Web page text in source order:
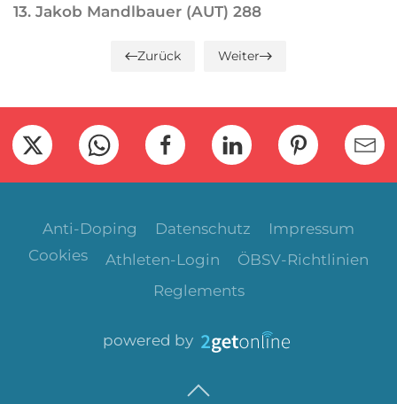
13. Jakob Mandlbauer (AUT) 288
Zurück Weiter
Anti-Doping Datenschutz
Impressum
Cookies
Athleten-Login
ÖBSV-Richtlinien
Reglements
powered by